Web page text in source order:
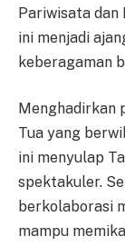
Pariwisata dan
ini menjadi
keberagaman
Menghadirkan
Tua yang
ini menyulap
spektakuler.
berkolaborasi
mampu